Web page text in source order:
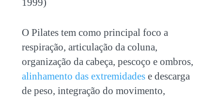
1999)
O Pilates tem como principal foco a
respiração, articulação da coluna,
organização da cabeça, pescoço e ombros,
alinhamento das extremidadese descarga
de peso, integração do movimento,